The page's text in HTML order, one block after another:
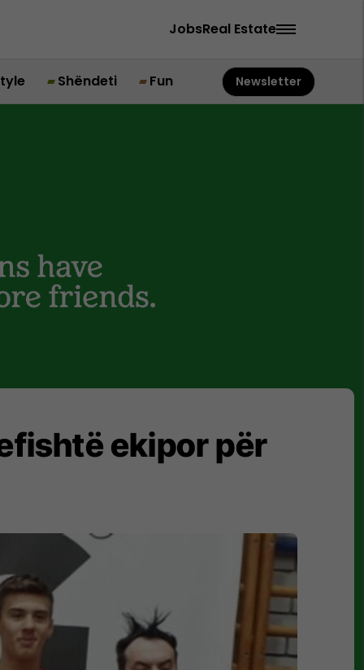
JobsReal Estate
Shëndeti Fun Newsletter
ekipor për